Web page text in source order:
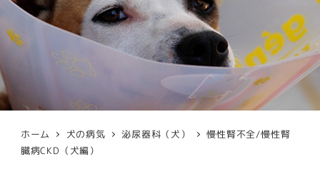
ホーム 犬の病気 泌尿器科（犬）
慢性腎不全/慢性腎
臓病CKD（犬編）